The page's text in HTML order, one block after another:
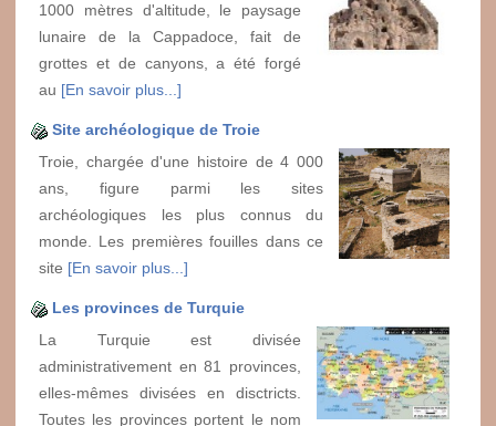
1000 mètres d'altitude, le paysage
lunaire de la Cappadoce, fait de
grottes et de canyons, a été forgé
au [En savoir plus...]
Site archéologique de Troie
Troie, chargée d'une histoire de 4 000
ans, figure parmi les sites
archéologiques les plus connus du
monde. Les premières fouilles dans ce
site [En savoir plus...]
Les provinces de Turquie
La Turquie est divisée
administrativement en 81 provinces,
elles-mêmes divisées en disctricts.
Toutes les provinces portent le nom